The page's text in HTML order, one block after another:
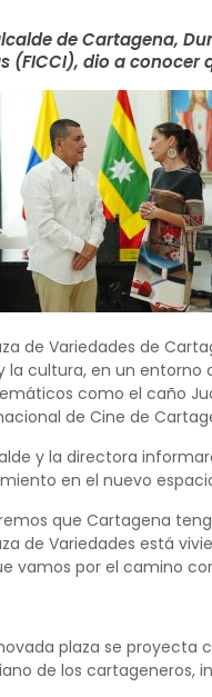
de Cartagena,
(FICCI), dio a conocer
de Variedades de
la cultura, en un entorno
como el caño
de Cine de
y la directora
en el nuevo
que Cartagena
de Variedades está
vamos por el camino
plaza se proyecta
de los cartageneros,